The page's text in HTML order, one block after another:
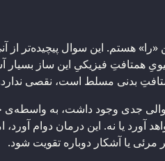
«را» هستم. این سوال پیچیده‌تر
همتافتِ فیزیکیِ این ساز
بدنی مسلط است، نقصی
جدی وجود داشت، به واسطه‌ی
آورد یا نه. این درمان دوام آورد،
مرئی یا آشکار دوباره تقویت شود.